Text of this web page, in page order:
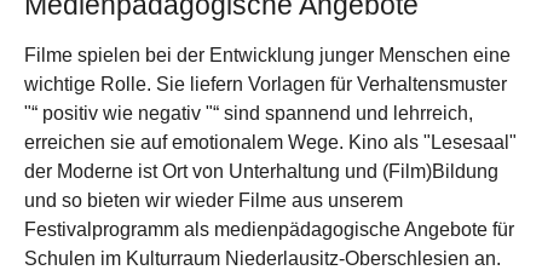
Filme spielen bei der Entwicklung junger Menschen eine
wichtige Rolle. Sie liefern Vorlagen für Verhaltensmuster
"“ positiv wie negativ "“ sind spannend und lehrreich,
erreichen sie auf emotionalem Wege. Kino als "Lesesaal"
der Moderne ist Ort von Unterhaltung und (Film)Bildung
und so bieten wir wieder Filme aus unserem
Festivalprogramm als medienpädagogische Angebote für
Schulen im Kulturraum Niederlausitz-Oberschlesien an.